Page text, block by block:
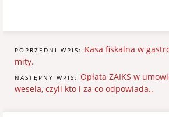
POPRZEDNI WPIS: Kasa fiskalna w
mity.
NASTĘPNY WPIS: Opłata ZAIKS w
wesela, czyli kto i za co odpowiada..